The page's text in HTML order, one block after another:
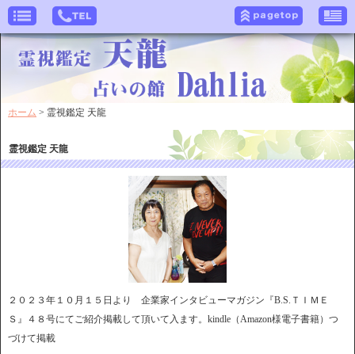
ホーム > 霊視鑑定 天龍
霊視鑑定 天龍
２０２３年１０月１５日より 企業家インタビューマガジン『B.S.ＴＩＭＥ
Ｓ』４８号にてご紹介掲載して頂いて入ます。kindle（Amazon様電子書籍）つ
づけて掲載